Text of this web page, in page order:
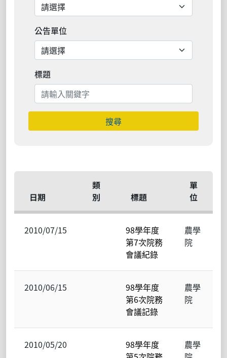
公告單位
標題
搜尋
日期
類
別
標題
單
位
2010/07/15
98學年度
第7次院務
會議紀錄
農學
院
2010/06/15
98學年度
第6次院務
會議記錄
農學
院
2010/05/20
98學年度
農學